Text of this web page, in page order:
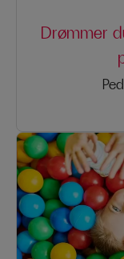
Drømmer